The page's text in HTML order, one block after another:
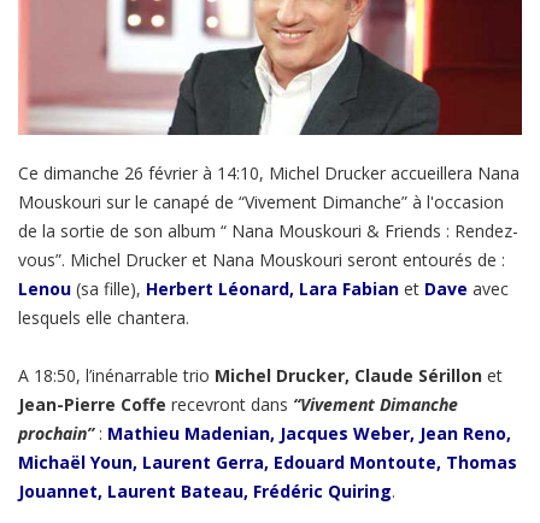
Ce dimanche 26 février à 14:10, Michel Drucker accueillera Nana
Mouskouri sur le canapé de “Vivement Dimanche” à l'occasion
de la sortie de son album “ Nana Mouskouri & Friends : Rendez-
vous”. Michel Drucker et Nana Mouskouri seront entourés de :
Lenou (sa fille), Herbert Léonard, Lara Fabian et Dave avec
lesquels elle chantera.
A 18:50, l’inénarrable trio Michel Drucker, Claude Sérillon et
Jean-Pierre Coffe recevront dans “Vivement Dimanche
prochain”: Mathieu Madenian, Jacques Weber, Jean Reno,
Michaël Youn, Laurent Gerra, Edouard Montoute, Thomas
Jouannet, Laurent Bateau, Frédéric Quiring.